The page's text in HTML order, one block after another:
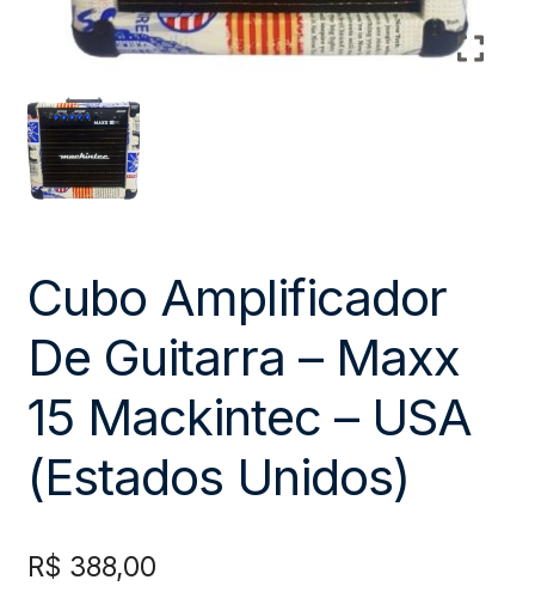
Cubo Amplificador
De Guitarra – Maxx
15 Mackintec – USA
(Estados Unidos)
R$ 388,00